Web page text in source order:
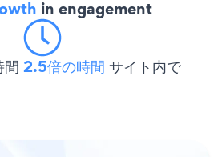
in engagement
間 2.5倍の時間 サイト内で